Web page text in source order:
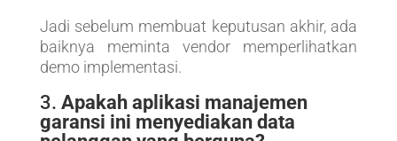
Jadi sebelum membuat keputusan akhir, ada
baiknya meminta vendor memperlihatkan
demo implementasi.
3. Apakah aplikasi manajemen
garansi ini menyediakan data